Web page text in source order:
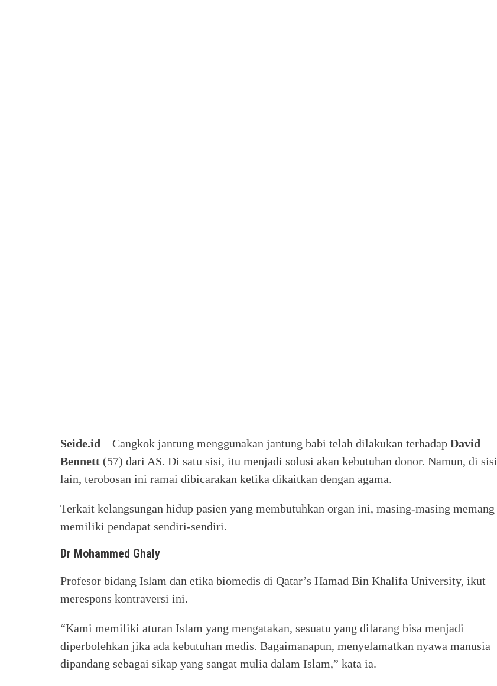
Seide.id – Cangkok jantung menggunakan jantung babi telah dilakukan terhadap David
Bennett (57) dari AS. Di satu sisi, itu menjadi solusi akan kebutuhan donor. Namun, di sisi
lain, terobosan ini ramai dibicarakan ketika dikaitkan dengan agama.
Terkait kelangsungan hidup pasien yang membutuhkan organ ini, masing-masing memang
memiliki pendapat sendiri-sendiri.
Dr Mohammed Ghaly
Profesor bidang Islam dan etika biomedis di Qatar’s Hamad Bin Khalifa University, ikut
merespons kontraversi ini.
“Kami memiliki aturan Islam yang mengatakan, sesuatu yang dilarang bisa menjadi
diperbolehkan jika ada kebutuhan medis. Bagaimanapun, menyelamatkan nyawa manusia
dipandang sebagai sikap yang sangat mulia dalam Islam,” kata ia.